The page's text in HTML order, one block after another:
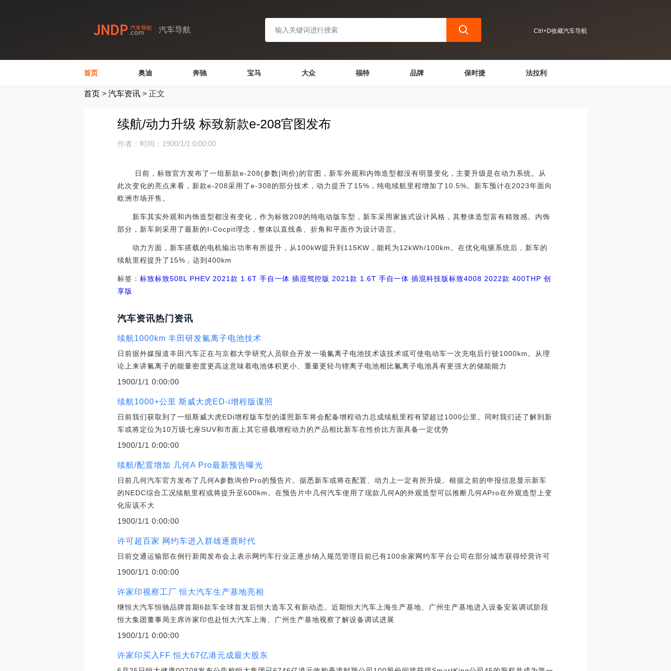
汽车导航 Ctrl+D收藏汽车导航
首页 奥迪 奔驰 宝马 大众 福特 品牌 保时捷 法拉利
首页 > 汽车资讯 > 正文
续航/动力升级 标致新款e-208官图发布
作者： 时间：1900/1/1 0:00:00
日前，标致官方发布了一组新款e-208(参数|询价)的官图，新车外观和内饰造型都没有明显变化，主要升级是在动力系统。从
此次变化的亮点来看，新款e-208采用了e-308的部分技术，动力提升了15%，纯电续航里程增加了10.5%。新车预计在2023年面向
欧洲市场开售。
新车其实外观和内饰造型都没有变化，作为标致208的纯电动版车型，新车采用家族式设计风格，其整体造型富有精致感。内饰
部分，新车则采用了最新的I-Cocpit理念，整体以直线条、折角和平面作为设计语言。
动力方面，新车搭载的电机输出功率有所提升，从100kW提升到115KW，能耗为12kWh/100km。在优化电驱系统后，新车的
续航里程提升了15%，达到400km
标签：标致标致508L PHEV 2021款 1.6T 手自一体 插混驾控版 2021款 1.6T 手自一体 插混科技版标致4008 2022款 400THP 创
享版
汽车资讯热门资讯
续航1000km 丰田研发氟离子电池技术
日前据外媒报道丰田汽车正在与京都大学研究人员联合开发一项氟离子电池技术该技术或可使电动车一次充电后行驶1000km。从理
论上来讲氟离子的能量密度更高这意味着电池体积更小、重量更轻与锂离子电池相比氟离子电池具有更强大的储能能力
1900/1/1 0:00:00
续航1000+公里 斯威大虎ED-i增程版谍照
日前我们获取到了一组斯威大虎EDi增程版车型的谍照新车将会配备增程动力总成续航里程有望超过1000公里。同时我们还了解到新
车或将定位为10万级七座SUV和市面上其它搭载增程动力的产品相比新车在性价比方面具备一定优势
1900/1/1 0:00:00
续航/配置增加 几何A Pro最新预告曝光
日前几何汽车官方发布了几何A参数询价Pro的预告片。据悉新车或将在配置、动力上一定有所升级。根据之前的申报信息显示新车
的NEDC综合工况续航里程或将提升至600km。在预告片中几何汽车使用了现款几何A的外观造型可以推断几何APro在外观造型上变
化应该不大
1900/1/1 0:00:00
许可超百家 网约车进入群雄逐鹿时代
日前交通运输部在例行新闻发布会上表示网约车行业正逐步纳入规范管理目前已有100余家网约车平台公司在部分城市获得经营许可
1900/1/1 0:00:00
许家印视察工厂 恒大汽车生产基地亮相
继恒大汽车恒驰品牌首期6款车全球首发后恒大造车又有新动态。近期恒大汽车上海生产基地、广州生产基地进入设备安装调试阶段
恒大集团董事局主席许家印也赴恒大汽车上海、广州生产基地视察了解设备调试进展
1900/1/1 0:00:00
许家印买入FF 恒大67亿港元成最大股东